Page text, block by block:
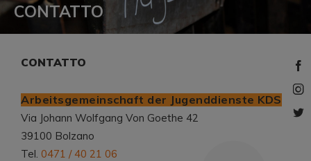
CONTATTO
CONTATTO
Arbeitsgemeinschaft der Jugenddienste KDS
Via Johann Wolfgang Von Goethe 42
39100 Bolzano
Tel. 0471 / 40 21 06